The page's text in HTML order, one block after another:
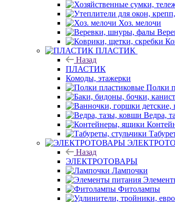
Хоз. мелочи
ПЛАСТИК
Назад
ПЛАСТИК
Комоды, этажерки
Полки
Ведра,
Назад
ЭЛЕКТРОТОВАРЫ
Лампочки
Фитолампы